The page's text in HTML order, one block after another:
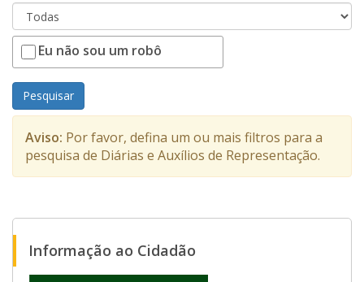
Eu não sou um robô
Pesquisar
Aviso: Por favor, defina um ou mais filtros para a
pesquisa de Diárias e Auxílios de Representação.
Informação ao Cidadão